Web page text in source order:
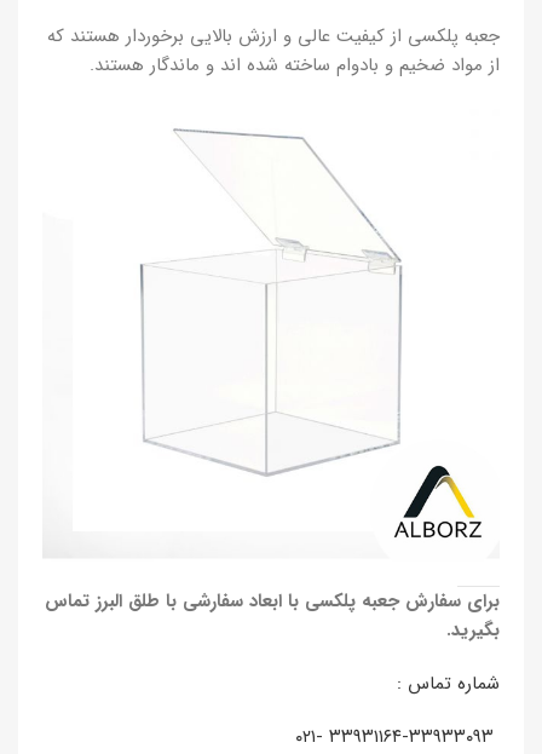
جعبه پلکسی از کیفیت عالی و ارزش بالایی برخوردار هستند که
از مواد ضخیم و بادوام ساخته شده اند و ماندگار هستند.
برای سفارش جعبه پلکسی با ابعاد سفارشی با طلق البرز تماس
بگیرید.
شماره تماس :